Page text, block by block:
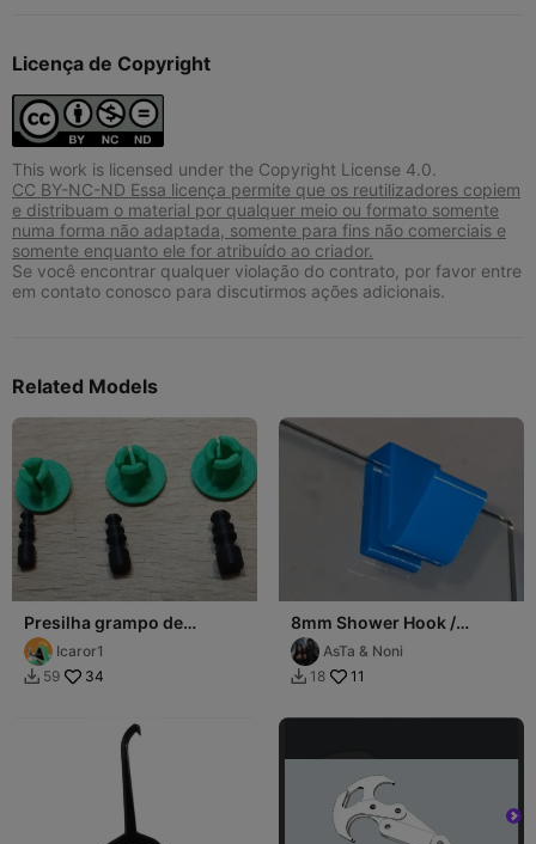
Licença de Copyright
This work is licensed under the Copyright License 4.0.
CC BY-NC-ND Essa licença permite que os reutilizadores copiem
e distribuam o material por qualquer meio ou formato somente
numa forma não adaptada, somente para fins não comerciais e
somente enquanto ele for atribuído ao criador.
Se você encontrar qualquer violação do contrato, por favor entre
em contato conosco para discutirmos ações adicionais.
Related Models
Presilha grampo de
travamento automático
10mmIcaror1
 59 34
8mm Shower Hook /
Gancho Mampara 8mm
AsTa & Noni
 18 11